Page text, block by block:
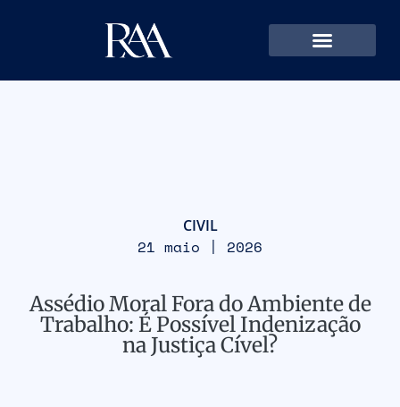
CIVIL
21 maio | 2026
Assédio Moral Fora do Ambiente de
Trabalho: É Possível Indenização
na Justiça Cível?